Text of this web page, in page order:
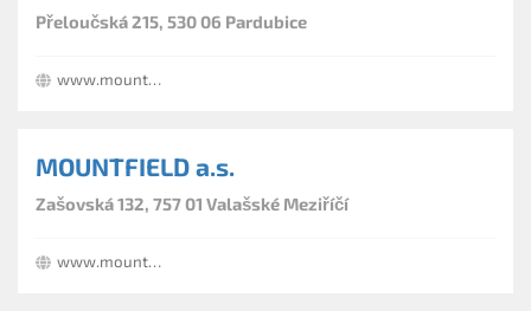
Přeloučská 215, 530 06 Pardubice
www.mountfield.cz
MOUNTFIELD a.s.
Zašovská 132, 757 01 Valašské Meziříčí
www.mountfield.cz